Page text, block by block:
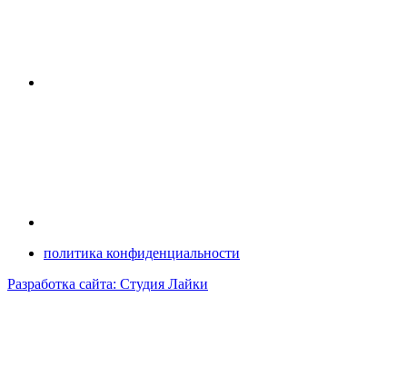
политика конфиденциальности
Разработка сайта: Студия Лайки